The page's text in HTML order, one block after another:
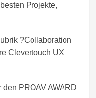
Projekte,
?Collaboration
Clevertouch UX
PROAV AWARD